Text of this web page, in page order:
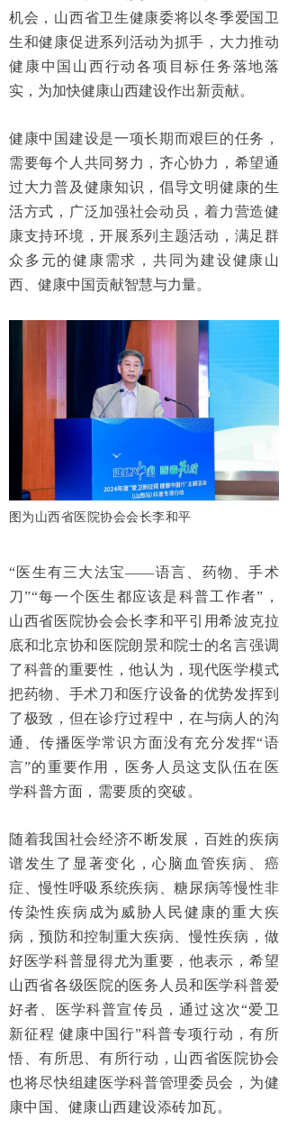
机会，山西省卫生健康委将以冬季爱国卫
生和健康促进系列活动为抓手，大力推动
健康中国山西行动各项目标任务落地落
实，为加快健康山西建设作出新贡献。
健康中国建设是一项长期而艰巨的任务，
需要每个人共同努力，齐心协力，希望通
过大力普及健康知识，倡导文明健康的生
活方式，广泛加强社会动员，着力营造健
康支持环境，开展系列主题活动，满足群
众多元的健康需求，共同为建设健康山
西、健康中国贡献智慧与力量。
图为山西省医院协会会长李和平
“医生有三大法宝——语言、药物、手术
刀”“每一个医生都应该是科普工作者”，
山西省医院协会会长李和平引用希波克拉
底和北京协和医院朗景和院士的名言强调
了科普的重要性，他认为，现代医学模式
把药物、手术刀和医疗设备的优势发挥到
了极致，但在诊疗过程中，在与病人的沟
通、传播医学常识方面没有充分发挥“语
言”的重要作用，医务人员这支队伍在医
学科普方面，需要质的突破。
随着我国社会经济不断发展，百姓的疾病
谱发生了显著变化，心脑血管疾病、癌
症、慢性呼吸系统疾病、糖尿病等慢性非
传染性疾病成为威胁人民健康的重大疾
病，预防和控制重大疾病、慢性疾病，做
好医学科普显得尤为重要，他表示，希望
山西省各级医院的医务人员和医学科普爱
好者、医学科普宣传员，通过这次“爱卫
新征程 健康中国行”科普专项行动，有所
悟、有所思、有所行动，山西省医院协会
也将尽快组建医学科普管理委员会，为健
康中国、健康山西建设添砖加瓦。